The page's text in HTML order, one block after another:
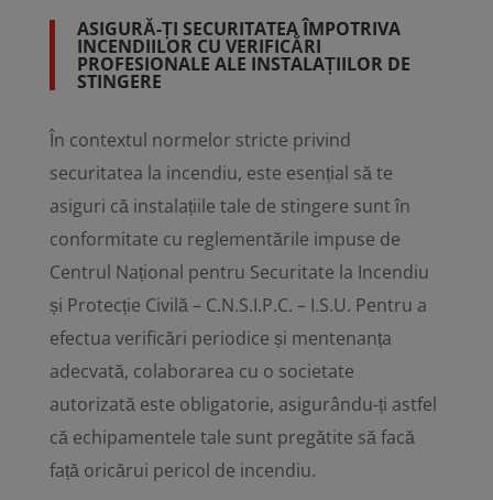
ASIGURĂ-ȚI SECURITATEA ÎMPOTRIVA
INCENDIILOR CU VERIFICĂRI
PROFESIONALE ALE INSTALAȚIILOR DE
STINGERE
În contextul normelor stricte privind
securitatea la incendiu, este esențial să te
asiguri că instalațiile tale de stingere sunt în
conformitate cu reglementările impuse de
Centrul Național pentru Securitate la Incendiu
și Protecție Civilă – C.N.S.I.P.C. – I.S.U. Pentru a
efectua verificări periodice și mentenanța
adecvată, colaborarea cu o societate
autorizată este obligatorie, asigurându-ți astfel
că echipamentele tale sunt pregătite să facă
față oricărui pericol de incendiu.